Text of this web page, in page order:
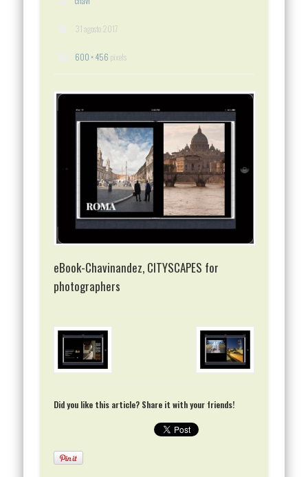
31 agosto 2017
600 × 456 pixels
eBook-Chavinandez, CITYSCAPES for
photographers
Did you like this article? Share it with your friends!